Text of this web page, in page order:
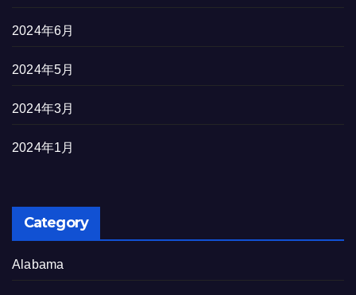
2024年6月
2024年5月
2024年3月
2024年1月
Category
Alabama